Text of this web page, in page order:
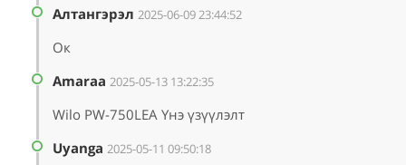
Алтангэрэл 2025-06-09 23:44:52
Ок
Amaraa 2025-05-13 13:22:35
Wilo PW-750LEA Үнэ үзүүлэлт
Uyanga 2025-05-11 09:50:18